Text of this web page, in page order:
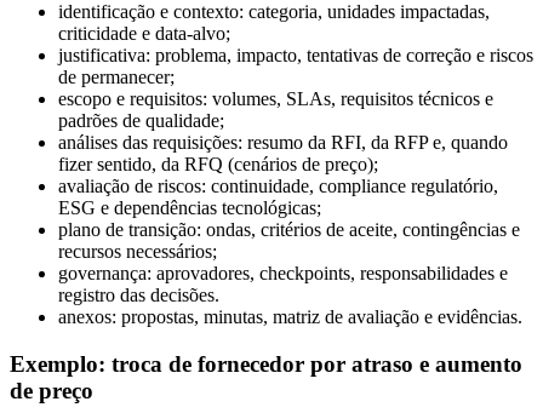
identificação e contexto: categoria, unidades impactadas,
criticidade e data-alvo;
justificativa: problema, impacto, tentativas de correção e riscos
de permanecer;
escopo e requisitos: volumes, SLAs, requisitos técnicos e
padrões de qualidade;
análises das requisições: resumo da RFI, da RFP e, quando
fizer sentido, da RFQ (cenários de preço);
avaliação de riscos: continuidade, compliance regulatório,
ESG e dependências tecnológicas;
plano de transição: ondas, critérios de aceite, contingências e
recursos necessários;
governança: aprovadores, checkpoints, responsabilidades e
registro das decisões.
anexos: propostas, minutas, matriz de avaliação e evidências.
Exemplo: troca de fornecedor por atraso e aumento
de preço